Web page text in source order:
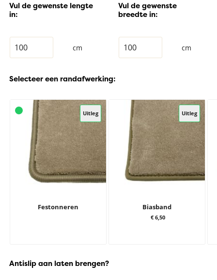
Vul de gewenste lengte
in:
cm
Vul de gewenste
breedte in:
cm
Selecteer een randafwerking:
Uitleg
Festonneren
Uitleg
Biasband
€ 6,50
Antislip aan laten brengen?